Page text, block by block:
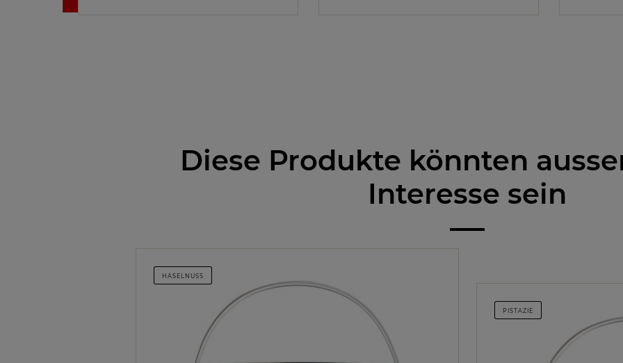
Diese Produkte könnten
Interesse sein
HASELNUSS
PISTAZIE